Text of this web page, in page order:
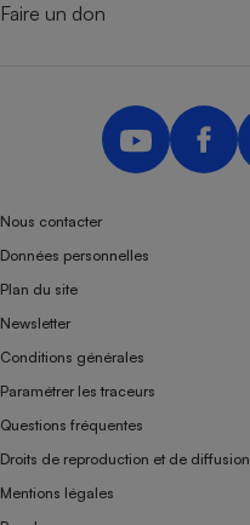
Faire un don
Nous contacter
Données personnelles
Plan du site
Newsletter
Conditions générales
Paramétrer les traceurs
Questions fréquentes
Droits de reproduction et de diffusion
Mentions légales